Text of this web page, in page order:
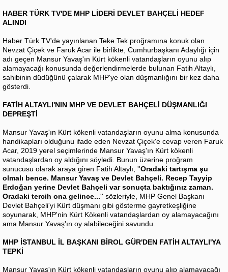
HABER TÜRK TV'DE MHP LİDERİ DEVLET BAHÇELİ HEDEF
ALINDI
Haber Türk TV'de yayınlanan Teke Tek proğramına konuk olan
Nevzat Çiçek ve Faruk Acar ile birlikte, Cumhurbaşkanı Adaylığı için
adı geçen Mansur Yavaş'ın Kürt kökenli vatandaşların oyunu alıp
alamayacağı konusunda değerlendirmelerde bulunan Fatih Altaylı,
sahibinin düdüğünü çalarak MHP'ye olan düşmanlığını bir kez daha
gösterdi.
FATİH ALTAYLI'NIN MHP VE DEVLET BAHÇELİ DÜŞMANLIĞI
DEPREŞTİ
Mansur Yavaş'ın Kürt kökenli vatandaşların oyunu alma konusunda
handikapları olduğunu ifade eden Nevzat Çiçek'e cevap veren Faruk
Acar, 2019 yerel seçimlerinde Mansur Yavaş'ın Kürt kökenli
vatandaşlardan oy aldığını söyledi. Bunun üzerine proğram
sunucusu olarak araya giren Fatih Altaylı, ''Oradaki tartışma şu
olmalı bence. Mansur Yavaş ve Devlet Bahçeli. Recep Tayyip
Erdoğan yerine Devlet Bahçeli var sonuçta baktığınız zaman.
Oradaki tercih ona gelince...'' sözleriyle, MHP Genel Başkanı
Devlet Bahçeli'yi Kürt düşmanı gibi gösterme gayretkeşliğine
soyunarak, MHP'nin Kürt Kökenli vatandaşlardan oy alamayacağını
ama Mansur Yavaş'ın oy alabileceğini savundu.
MHP İSTANBUL İL BAŞKANI BİROL GÜR'DEN FATİH ALTAYLI'YA
TEPKİ
Mansur Yavaş'ın Kürt kökenli vatandaşların oyunu alıp alamayacağı